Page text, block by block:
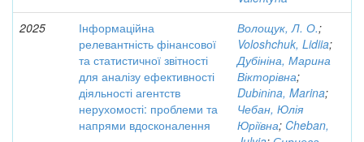
2025
Інформаційна
релевантність фінансової
та статистичної звітності
для аналізу ефективності
діяльності агентств
нерухомості: проблеми та
напрями вдосконалення
Волощук, Л. О.;
Voloshchuk, Lidiia;
Дубініна, Марина
Вікторівна;
Dubіnіna, Marina;
Чебан, Юлія
Юріївна; Cheban,